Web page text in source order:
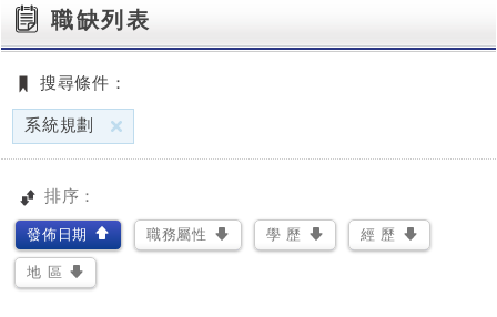
職缺列表
搜尋條件：
系統規劃
排序：
發佈日期 職務屬性 學 歷 經 歷
地 區